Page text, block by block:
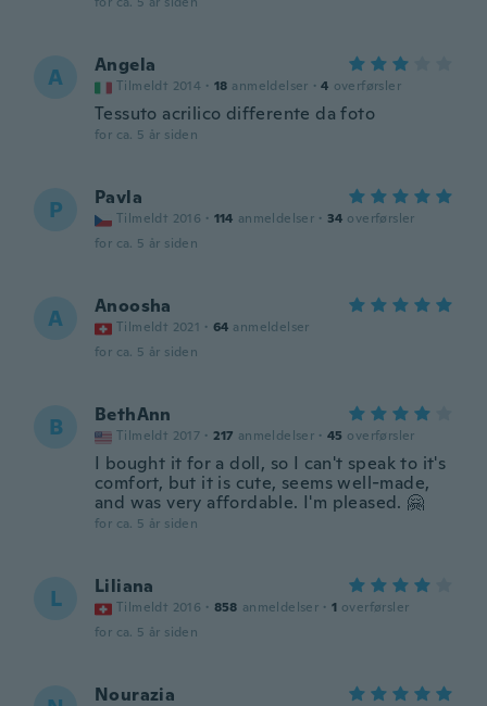
A Angela
Tilmeldt 2014 · 18 anmeldelser · 4 overførsler
Tessuto acrilico differente da foto
for ca. 5 år siden
P Pavla
Tilmeldt 2016 · 114 anmeldelser · 34 overførsler
for ca. 5 år siden
A Anoosha
Tilmeldt 2021 · 64 anmeldelser
for ca. 5 år siden
B BethAnn
Tilmeldt 2017 · 217 anmeldelser · 45 overførsler
I bought it for a doll, so I can't speak to it's
comfort, but it is cute, seems well-made,
and was very affordable. I'm pleased. 🤗
for ca. 5 år siden
L Liliana
Tilmeldt 2016 · 858 anmeldelser · 1 overførsler
for ca. 5 år siden
Nourazia